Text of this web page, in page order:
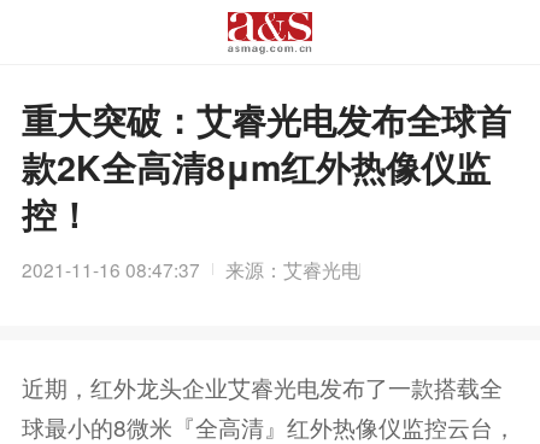
重大突破：艾睿光电发布全球首
款2K全高清8μm红外热像仪监
控！
2021-11-16 08:47:37 来源：艾睿光电
近期，红外龙头企业艾睿光电发布了一款搭载全
球最小的8微米『全高清』红外热像仪监控云台，